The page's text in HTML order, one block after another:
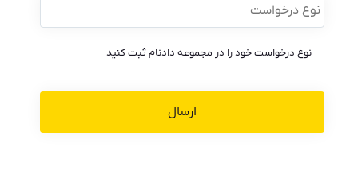
درخواست *
نوع درخواست خود را در مجموعه دادنام ثبت کنید